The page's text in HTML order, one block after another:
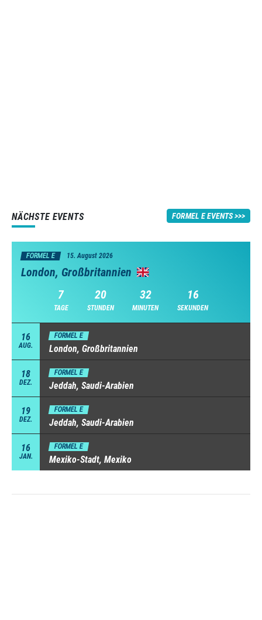
NÄCHSTE EVENTS FORMEL E EVENTS
FORMEL E 15. August 2026
London, Großbritannien
7
TAGE
20
STUNDEN
32
MINUTEN
15
SEKUNDEN
16
AUG.
FORMEL E
London, Großbritannien
18
DEZ.
FORMEL E
Jeddah, Saudi-Arabien
19
DEZ.
FORMEL E
Jeddah, Saudi-Arabien
16
JAN.
FORMEL E
Mexiko-Stadt, Mexiko